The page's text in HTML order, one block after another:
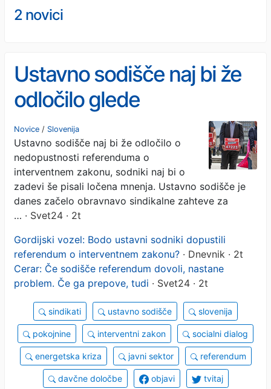
2 novici
Ustavno sodišče naj bi že
odločilo glede
referenduma o
interventnem zakonu
Novice / Slovenija
Ustavno sodišče naj bi že odločilo o
nedopustnosti referenduma o
interventnem zakonu, sodniki naj bi o
zadevi še pisali ločena mnenja. Ustavno sodišče je
danes začelo obravnavo sindikalne zahteve za
… · Svet24 · 2t
Gordijski vozel: Bodo ustavni sodniki dopustili
referendum o interventnem zakonu? · Dnevnik · 2t
Cerar: Če sodišče referendum dovoli, nastane
problem. Če ga prepove, tudi · Svet24 · 2t
sindikati ustavno sodišče slovenija
pokojnine interventni zakon socialni dialog
energetska kriza javni sektor referendum
davčne določbe objavi tvitaj